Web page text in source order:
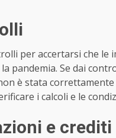
per accertarsi che
pandemia. Se dai
è stata
i calcoli e le
e crediti